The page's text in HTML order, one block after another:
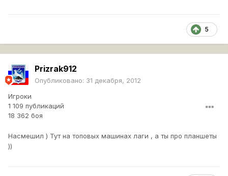
5
Prizrak912
Опубликовано: 31 декабря, 2012
Игроки
1 109 публикаций
18 362 боя
Насмешил ) Тут на топовых машинах лаги , а ты про планшеты
))